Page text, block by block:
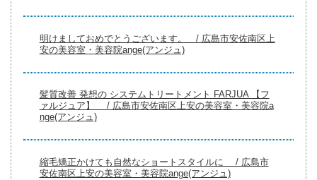
明けましておめでとうございます。 / 広島市安佐南区上
安の美容室・美容院ange(アンジュ)
髪質改善 発想の システムトリートメント FARJUA 【フ
ァルジュア】 / 広島市安佐南区上安の美容室・美容院a
nge(アンジュ)
縮毛矯正かけても自然なショートスタイルに / 広島市
安佐南区上安の美容室・美容院ange(アンジュ)